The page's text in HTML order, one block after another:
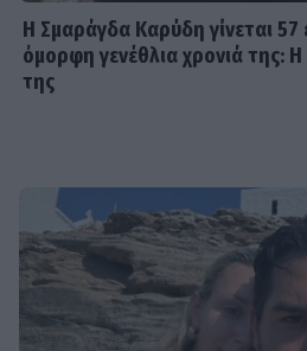
έχω κάνει κάποια καριέρα»
Για Σένα spoiler: Στους πέντε
δρόμους η Αλίκη - Της γυρίζουν
την πλάτη
Η Σμαράγδα Καρύδη γίνεται 57
όμορφη γενέθλια χρονιά της: Η
της